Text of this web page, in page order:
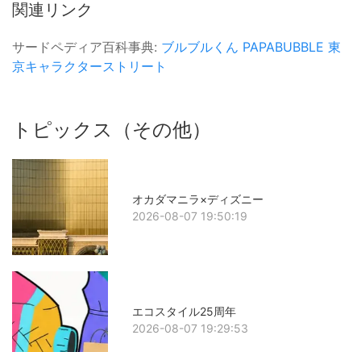
関連リンク
サードペディア百科事典: ブルブルくん PAPABUBBLE 東
京キャラクターストリート
トピックス（その他）
オカダマニラ×ディズニー
2026-08-07 19:50:19
エコスタイル25周年
2026-08-07 19:29:53